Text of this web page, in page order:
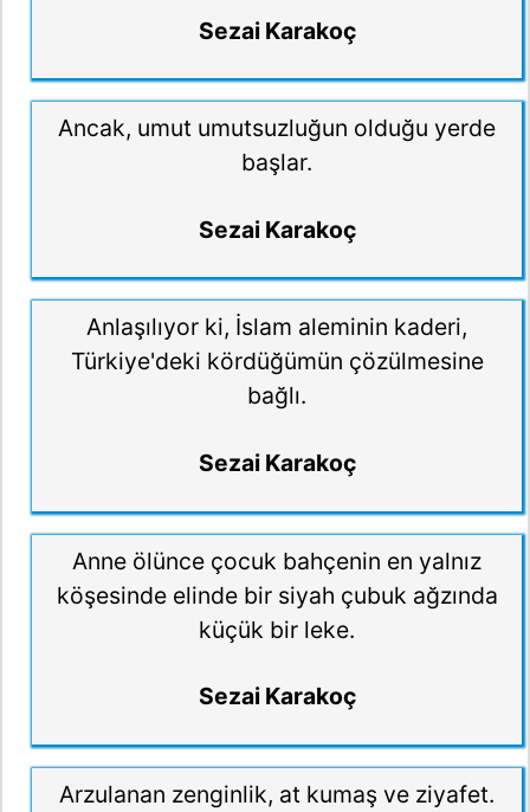
Sezai Karakoç
Ancak, umut umutsuzluğun olduğu yerde
başlar.
Sezai Karakoç
Anlaşılıyor ki, İslam aleminin kaderi,
Türkiye'deki kördüğümün çözülmesine
bağlı.
Sezai Karakoç
Anne ölünce çocuk bahçenin en yalnız
köşesinde elinde bir siyah çubuk ağzında
küçük bir leke.
Sezai Karakoç
Arzulanan zenginlik, at kumaş ve ziyafet.